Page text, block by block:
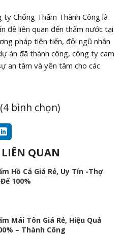
Chống Thấm Thành Công là
đề liên quan đến thấm nước tại
pháp tiên tiến, đội ngũ nhân
án đã thành công, công ty cam
an tâm và yên tâm cho các
bình chọn)
QUAN
Hồ Cá Giá Rẻ, Uy Tín -Thợ
100%
Mái Tôn Giá Rẻ, Hiệu Quả
– Thành Công